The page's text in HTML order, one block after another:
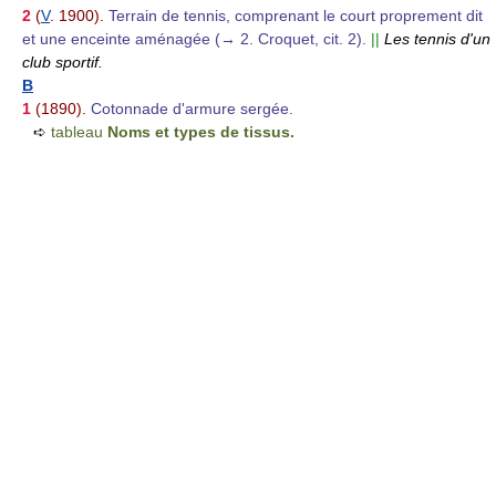
2 (V. 1900). Terrain de tennis, comprenant le court proprement dit
et une enceinte aménagée (→ 2. Croquet, cit. 2).
|| Les tennis d'un
club sportif.
B
1 (1890). Cotonnade d'armure sergée.
➪ tableau Noms et types de tissus.